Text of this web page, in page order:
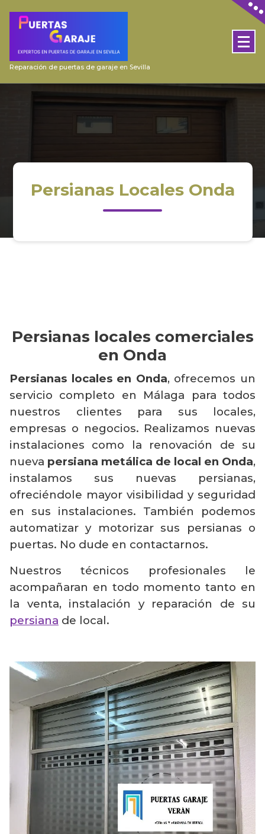
Reparación de puertas de garaje en Sevilla
Persianas Locales Onda
Persianas locales comerciales
en Onda
Persianas locales en Onda, ofrecemos un
servicio completo en Málaga para todos
nuestros clientes para sus locales,
empresas o negocios. Realizamos nuevas
instalaciones como la renovación de su
nueva persiana metálica de local en Onda,
instalamos sus nuevas persianas,
ofreciéndole mayor visibilidad y seguridad
en sus instalaciones. También podemos
automatizar y motorizar sus persianas o
puertas. No dude en contactarnos.
Nuestros técnicos profesionales le
acompañaran en todo momento tanto en
la venta, instalación y reparación de su
persiana de local.